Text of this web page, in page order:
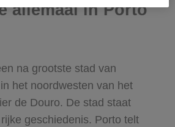
allemaal in Porto
na grootste stad van
het noordwesten van het
de Douro. De stad staat
geschiedenis. Porto telt